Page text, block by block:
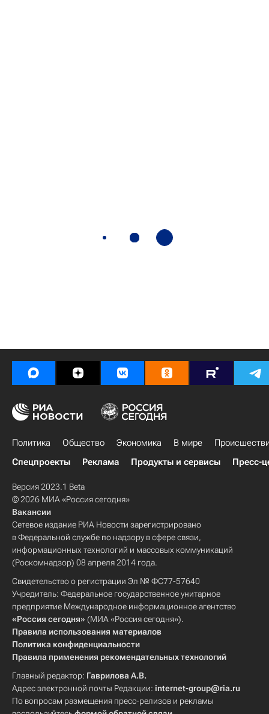
Политика Общество Экономика В мире
Спецпроекты
Реклама Продукты и сервисы Пресс-
Версия 2023.1 Beta
© 2026 МИА «Россия сегодня»
Вакансии
Сетевое издание РИА Новости зарегистрировано
в Федеральной службе по надзору в сфере связи,
информационных технологий и массовых коммуникаций
(Роскомнадзор) 08 апреля 2014 года.
Свидетельство о регистрации Эл № ФС77-57640
Учредитель: Федеральное государственное унитарное
предприятие Международное информационное агентство
«Россия сегодня» (МИА «Россия сегодня»).
Правила использования материалов
Политика конфиденциальности
Правила применения рекомендательных технологий
Главный редактор: Гаврилова А.В.
Адрес электронной почты Редакции: internet-group@ria.ru
По вопросам размещения пресс-релизов и рекламы